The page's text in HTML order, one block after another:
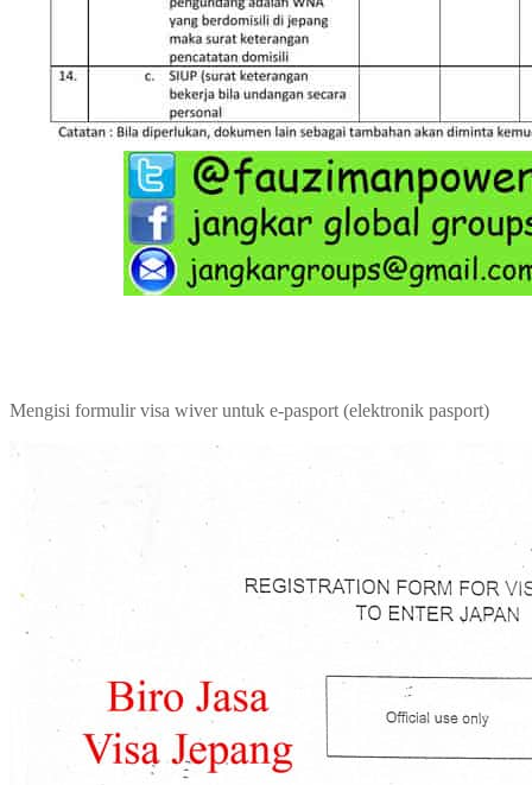
Mengisi formulir visa wiver untuk e-pasport (elektronik pasport)